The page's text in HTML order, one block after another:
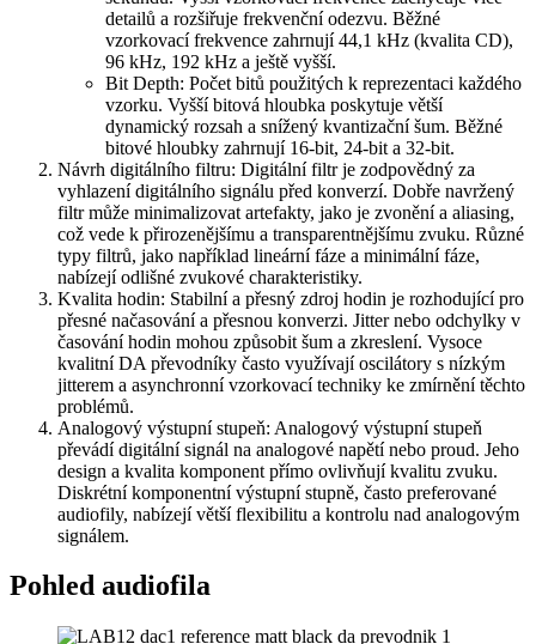
detailů a rozšiřuje frekvenční odezvu. Běžné
vzorkovací frekvence zahrnují 44,1 kHz (kvalita CD),
96 kHz, 192 kHz a ještě vyšší.
Bit Depth: Počet bitů použitých k reprezentaci každého
vzorku. Vyšší bitová hloubka poskytuje větší
dynamický rozsah a snížený kvantizační šum. Běžné
bitové hloubky zahrnují 16-bit, 24-bit a 32-bit.
Návrh digitálního filtru: Digitální filtr je zodpovědný za
vyhlazení digitálního signálu před konverzí. Dobře navržený
filtr může minimalizovat artefakty, jako je zvonění a aliasing,
což vede k přirozenějšímu a transparentnějšímu zvuku. Různé
typy filtrů, jako například lineární fáze a minimální fáze,
nabízejí odlišné zvukové charakteristiky.
Kvalita hodin: Stabilní a přesný zdroj hodin je rozhodující pro
přesné načasování a přesnou konverzi. Jitter nebo odchylky v
časování hodin mohou způsobit šum a zkreslení. Vysoce
kvalitní DA převodníky často využívají oscilátory s nízkým
jitterem a asynchronní vzorkovací techniky ke zmírnění těchto
problémů.
Analogový výstupní stupeň: Analogový výstupní stupeň
převádí digitální signál na analogové napětí nebo proud. Jeho
design a kvalita komponent přímo ovlivňují kvalitu zvuku.
Diskrétní komponentní výstupní stupně, často preferované
audiofily, nabízejí větší flexibilitu a kontrolu nad analogovým
signálem.
Pohled audiofila